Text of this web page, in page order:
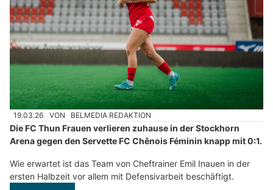
19.03.26 VON BELMEDIA REDAKTION
Die FC Thun Frauen verlieren zuhause in der Stockhorn
Arena gegen den Servette FC Chênois Féminin knapp mit 0:1.
Wie erwartet ist das Team von Cheftrainer Emil Inauen in der
ersten Halbzeit vor allem mit Defensivarbeit beschäftigt.